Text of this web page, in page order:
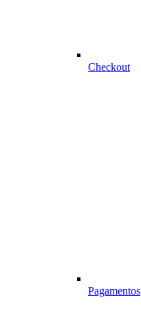
Checkout
Pagamentos